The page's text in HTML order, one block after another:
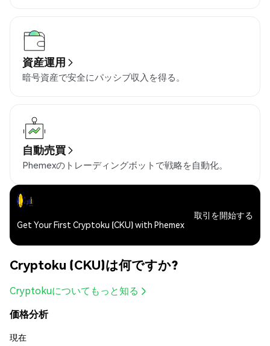
資産運用
暗号資産で安全にパッシブ収入を得る。
自動売買
Phemexのトレーディングボットで戦略を自動化。
Get Your First Cryptoku (CKU) with Phemex
取引を開始する
Cryptoku (CKU)は何ですか?
Cryptokuについてもっと知る
価格分析
現在